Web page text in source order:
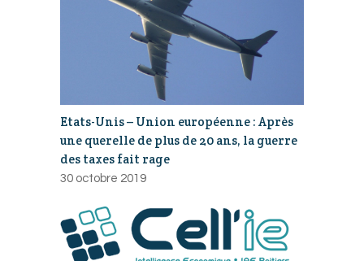
Etats-Unis – Union européenne : Après
une querelle de plus de 20 ans, la guerre
des taxes fait rage
30 octobre 2019